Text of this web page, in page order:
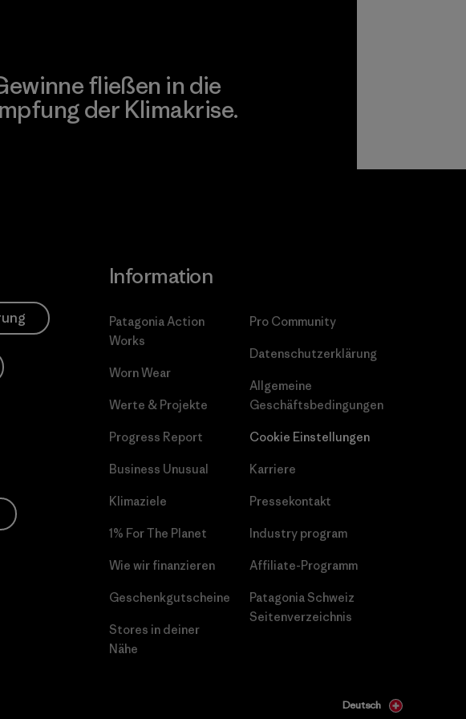
fließen in die
der Klimakrise.
Information
Patagonia Action
Works
Worn Wear
Werte & Projekte
Progress Report
Business Unusual
Klimaziele
1% For The Planet
Wie wir finanzieren
Geschenkgutscheine
Stores in deiner
Nähe
Pro Community
Datenschutzerklärung
Allgemeine
Geschäftsbedingungen
Cookie Einstellungen
Karriere
Pressekontakt
Industry program
Affiliate-Programm
Patagonia Schweiz
Seitenverzeichnis
Deutsch